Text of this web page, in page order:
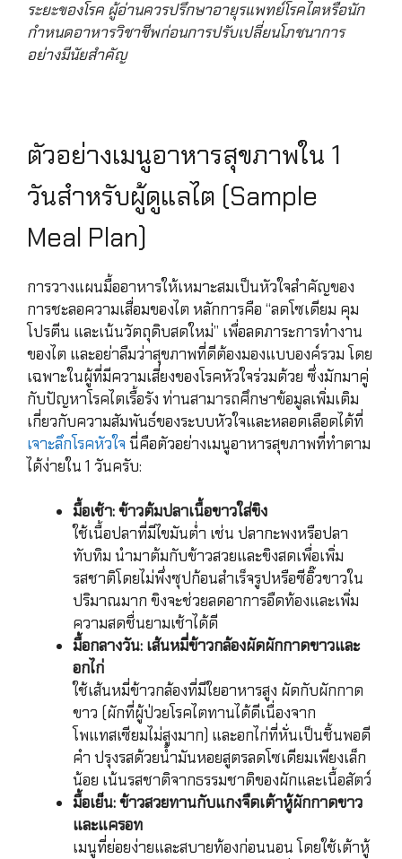
ระยะของโรค ผู้อ่านควรปรึกษาอายุรแพทย์โรคไตหรือนัก
กำหนดอาหารวิชาชีพก่อนการปรับเปลี่ยนโภชนาการ
อย่างมีนัยสำคัญ
ตัวอย่างเมนูอาหารสุขภาพใน 1
วันสำหรับผู้ดูแลไต (Sample
Meal Plan)
การวางแผนมื้ออาหารให้เหมาะสมเป็นหัวใจสำคัญของ
การชะลอความเสื่อมของไต หลักการคือ “ลดโซเดียม คุม
โปรตีน และเน้นวัตถุดิบสดใหม่” เพื่อลดภาระการทำงาน
ของไต และอย่าลืมว่าสุขภาพที่ดีต้องมองแบบองค์รวม โดย
เฉพาะในผู้ที่มีความเสี่ยงของโรคหัวใจร่วมด้วย ซึ่งมักมาคู่
กับปัญหาโรคไตเรื้อรัง ท่านสามารถศึกษาข้อมูลเพิ่มเติม
เกี่ยวกับความสัมพันธ์ของระบบหัวใจและหลอดเลือดได้ที่
เจาะลึกโรคหัวใจ นี่คือตัวอย่างเมนูอาหารสุขภาพที่ทำตาม
ได้ง่ายใน 1 วันครับ:
มื้อเช้า: ข้าวต้มปลาเนื้อขาวใส่ขิง
ใช้เนื้อปลาที่มีไขมันต่ำ เช่น ปลากะพงหรือปลา
ทับทิม นำมาต้มกับข้าวสวยและขิงสดเพื่อเพิ่ม
รสชาติโดยไม่พึ่งซุปก้อนสำเร็จรูปหรือซีอิ๊วขาวใน
ปริมาณมาก ขิงจะช่วยลดอาการอืดท้องและเพิ่ม
ความสดชื่นยามเช้าได้ดี
มื้อกลางวัน: เส้นหมี่ข้าวกล้องผัดผักกาดขาวและ
อกไก่
ใช้เส้นหมี่ข้าวกล้องที่มีใยอาหารสูง ผัดกับผักกาด
ขาว (ผักที่ผู้ป่วยโรคไตทานได้ดีเนื่องจาก
โพแทสเซียมไม่สูงมาก) และอกไก่ที่หั่นเป็นชิ้นพอดี
คำ ปรุงรสด้วยน้ำมันหอยสูตรลดโซเดียมเพียงเล็ก
น้อย เน้นรสชาติจากธรรมชาติของผักและเนื้อสัตว์
มื้อเย็น: ข้าวสวยทานกับแกงจืดเต้าหู้ผักกาดขาว
และแครอท
เมนูที่ย่อยง่ายและสบายท้องก่อนนอน โดยใช้เต้าหู้